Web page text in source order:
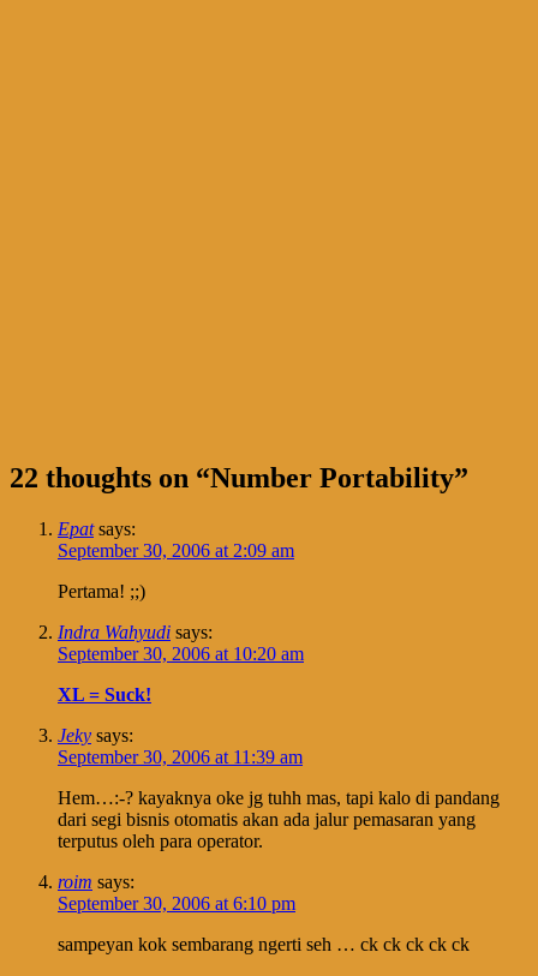
22 thoughts on “Number Portability”
Epat says:
September 30, 2006 at 2:09 am
Pertama! ;;)
Indra Wahyudi says:
September 30, 2006 at 10:20 am
XL = Suck!
Jeky says:
September 30, 2006 at 11:39 am
Hem…:-? kayaknya oke jg tuhh mas, tapi kalo di pandang
dari segi bisnis otomatis akan ada jalur pemasaran yang
terputus oleh para operator.
roim says:
September 30, 2006 at 6:10 pm
sampeyan kok sembarang ngerti seh … ck ck ck ck ck